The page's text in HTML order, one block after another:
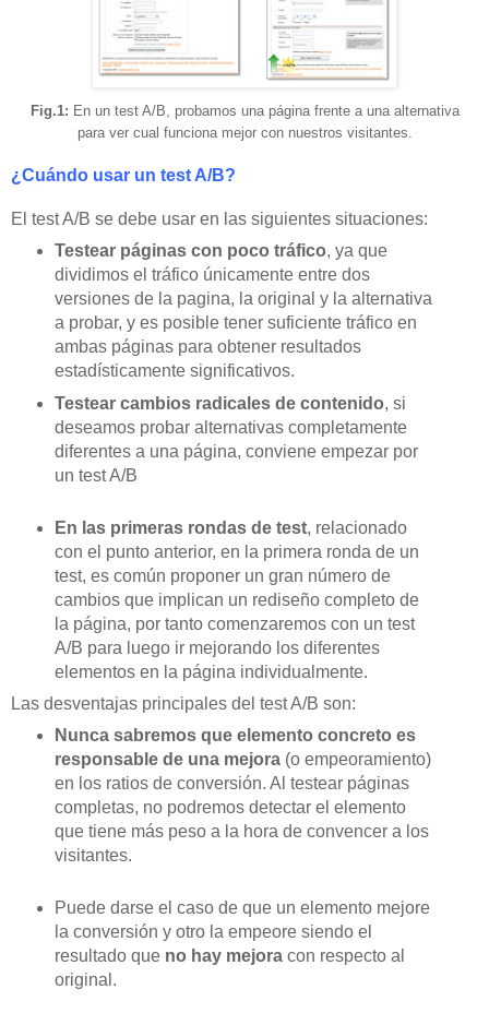
Fig.1: En un test A/B, probamos una página frente a una alternativa
para ver cual funciona mejor con nuestros visitantes.
¿Cuándo usar un test A/B?
El test A/B se debe usar en las siguientes situaciones:
Testear páginas con poco tráfico, ya que
dividimos el tráfico únicamente entre dos
versiones de la pagina, la original y la alternativa
a probar, y es posible tener suficiente tráfico en
ambas páginas para obtener resultados
estadísticamente significativos.
Testear cambios radicales de contenido, si
deseamos probar alternativas completamente
diferentes a una página, conviene empezar por
un test A/B
En las primeras rondas de test, relacionado
con el punto anterior, en la primera ronda de un
test, es común proponer un gran número de
cambios que implican un rediseño completo de
la página, por tanto comenzaremos con un test
A/B para luego ir mejorando los diferentes
elementos en la página individualmente.
Las desventajas principales del test A/B son:
Nunca sabremos que elemento concreto es
responsable de una mejora(o empeoramiento)
en los ratios de conversión. Al testear páginas
completas, no podremos detectar el elemento
que tiene más peso a la hora de convencer a los
visitantes.
Puede darse el caso de que un elemento mejore
la conversión y otro la empeore siendo el
resultado que no hay mejoracon respecto al
original.